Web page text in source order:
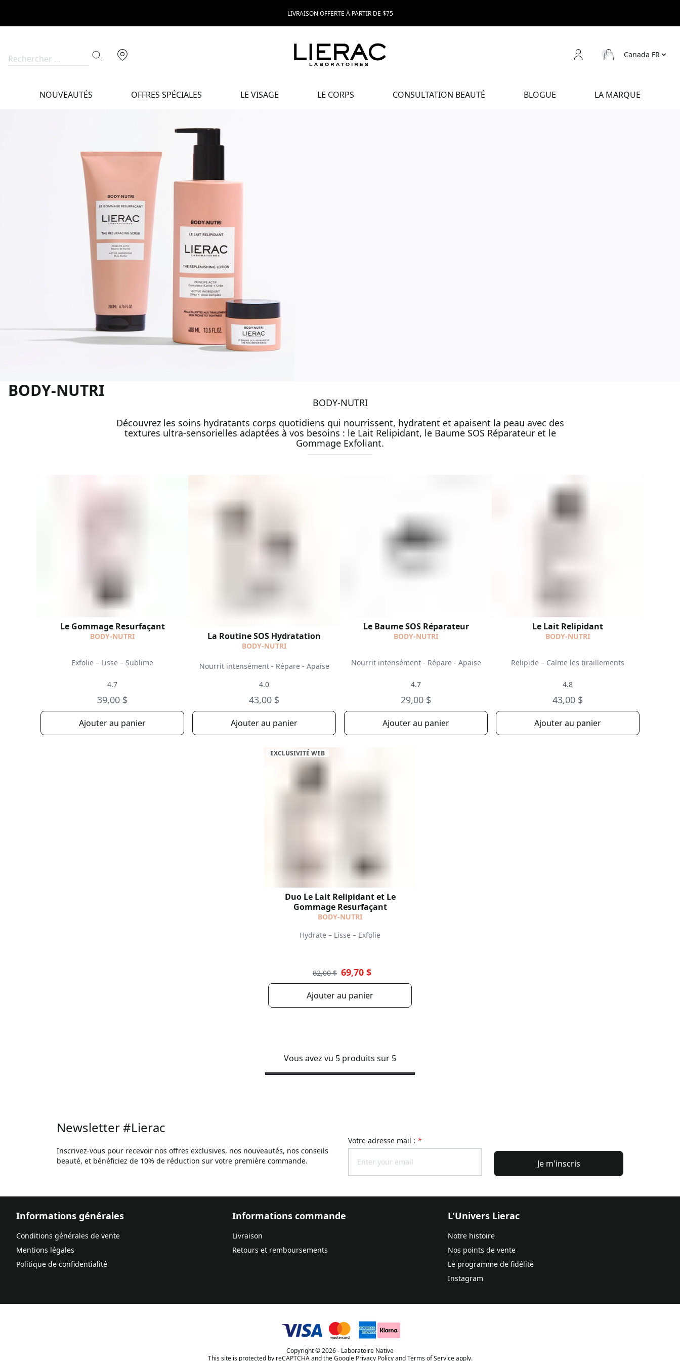
LIVRAISON OFFERTE À PARTIR DE $75
Canada FR
NOUVEAUTÉS OFFRES SPÉCIALES LE VISAGE LE CORPS CONSULTATION BEAUTÉ BLOGUE LA MARQUE
BODY-NUTRI
BODY-NUTRI
Découvrez les soins hydratants corps quotidiens qui nourrissent, hydratent et apaisent la peau avec des
textures ultra-sensorielles adaptées à vos besoins : le Lait Relipidant, le Baume SOS Réparateur et le
Gommage Exfoliant.
Le Gommage Resurfaçant
BODY-NUTRI
Exfolie – Lisse – Sublime
4.7
39,00 $
Ajouter au panier
La Routine SOS Hydratation
BODY-NUTRI
Nourrit intensément - Répare - Apaise
4.0
43,00 $
Ajouter au panier
Le Baume SOS Réparateur
BODY-NUTRI
Nourrit intensément - Répare - Apaise
4.7
29,00 $
Ajouter au panier
Le Lait Relipidant
BODY-NUTRI
Relipide – Calme les tiraillements
4.8
43,00 $
Ajouter au panier
EXCLUSIVITÉ WEB
Duo Le Lait Relipidant et Le
Gommage Resurfaçant
BODY-NUTRI
Hydrate – Lisse – Exfolie
82,00 $ 69,70 $
Ajouter au panier
Vous avez vu 5 produits sur 5
Newsletter #Lierac
Inscrivez-vous pour recevoir nos offres exclusives, nos nouveautés, nos conseils
beauté, et bénéficiez de 10% de réduction sur votre première commande.
Votre adresse mail : *
Je m'inscris
Informations générales
Conditions générales de vente
Mentions légales
Politique de confidentialité
Informations commande
Livraison
Retours et remboursements
L'Univers Lierac
Notre histoire
Nos points de vente
Le programme de fidélité
Instagram
Copyright © 2026 - Laboratoire Native
This site is protected by reCAPTCHA and the Google Privacy Policy and Terms of Service apply.